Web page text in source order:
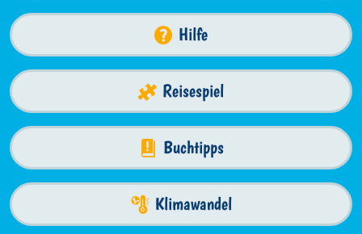
Hilfe
Reisespiel
Buchtipps
Klimawandel